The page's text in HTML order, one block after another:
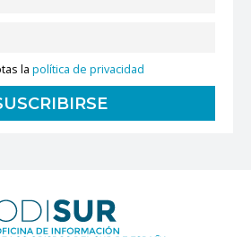
lapolítica de privacidad